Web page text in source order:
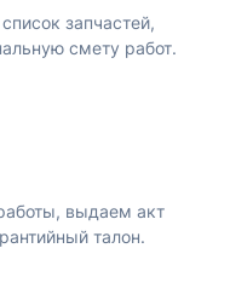
запчастей,
смету работ.
выдаем акт
талон.